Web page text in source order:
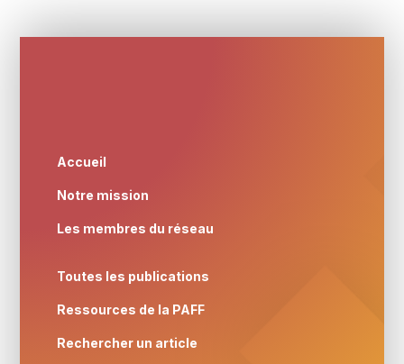
Accueil
Notre mission
Les membres du réseau
Toutes les publications
Ressources de la PAFF
Rechercher un article